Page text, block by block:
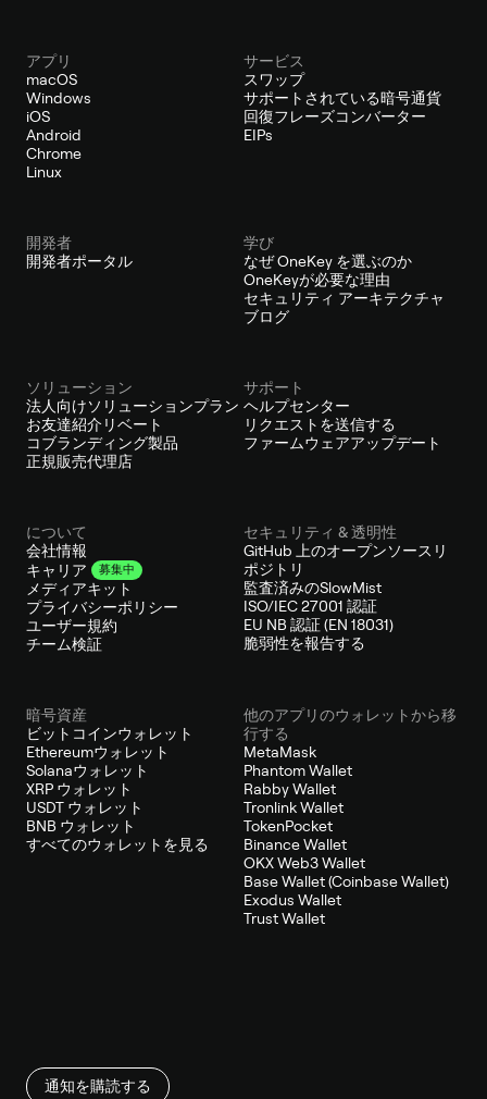
アプリ
macOS
Windows
iOS
Android
Chrome
Linux
サービス
スワップ
サポートされている暗号通貨
回復フレーズコンバーター
EIPs
開発者
開発者ポータル
学び
なぜ OneKey を選ぶのか
OneKeyが必要な理由
セキュリティ アーキテクチャ
ブログ
ソリューション
法人向けソリューションプラン
お友達紹介リベート
コブランディング製品
正規販売代理店
サポート
ヘルプセンター
リクエストを送信する
ファームウェアアップデート
について
会社情報
キャリア
募集中
メディアキット
プライバシーポリシー
ユーザー規約
チーム検証
セキュリティ & 透明性
GitHub 上のオープンソースリ
ポジトリ
監査済みのSlowMist
ISO/IEC 27001 認証
EU NB 認証 (EN 18031)
脆弱性を報告する
暗号資産
ビットコインウォレット
Ethereumウォレット
Solanaウォレット
XRP ウォレット
USDT ウォレット
BNB ウォレット
すべてのウォレットを見る
他のアプリのウォレットから移
行する
MetaMask
Phantom Wallet
Rabby Wallet
Tronlink Wallet
TokenPocket
Binance Wallet
OKX Web3 Wallet
Base Wallet (Coinbase Wallet)
Exodus Wallet
Trust Wallet
通知を購読する